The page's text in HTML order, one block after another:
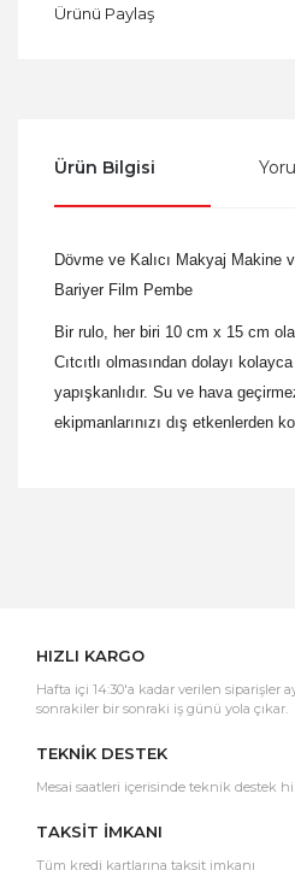
Ürünü Paylaş
Ürün Bilgisi
Dövme ve Kalıcı Makyaj Makine
Bariyer Film Pembe
Bir rulo, her biri 10 cm x 15 cm
Cıtcıtlı olmasından dolayı
yapışkanlıdır. Su ve hava
ekipmanlarınızı dış etkenlerden
HIZLI KARGO
Hafta içi 14:30'a kadar verilen siparişler
sonrakiler bir sonraki iş günü yola çıkar.
TEKNİK DESTEK
Mesai saatleri içerisinde teknik destek
TAKSİT İMKANI
Tüm kredi kartlarına taksit imkanı